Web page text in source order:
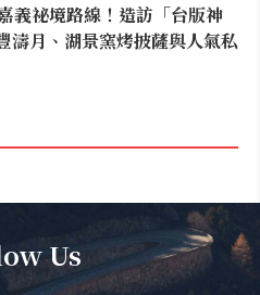
義祕境路線！造訪「台版神
濤月、湖景窯烤披薩與人氣私
Us